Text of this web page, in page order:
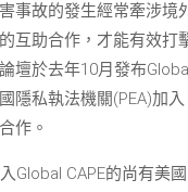
事故的發生經常牽涉境
互助合作，才能有效打
壇於去年10月發布
隱私執法機關(PEA)加
作。
Global CAPE的尚有美